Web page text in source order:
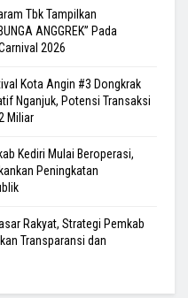
Tbk Tampilkan
ANGGREK” Pada
2026
Kota Angin #3 Dongkrak
Nganjuk, Potensi Transaksi
Miliar
Kediri Mulai Beroperasi,
Peningkatan
Rakyat, Strategi Pemkab
Transparansi dan